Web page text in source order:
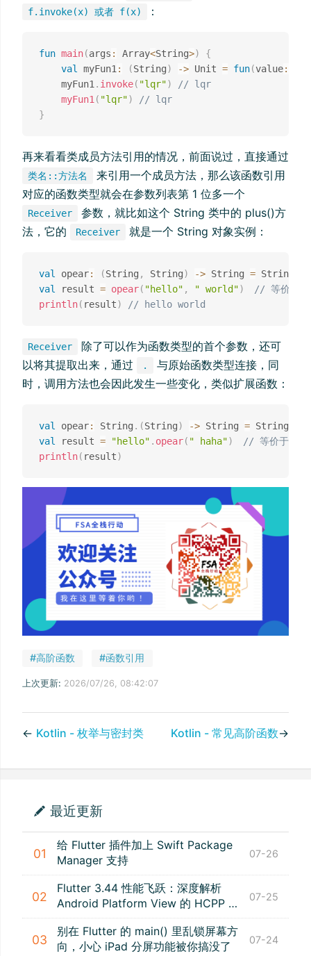
f.invoke(x) 或者 f(x) ：
fun main(args : Array<String>)
{
val
myFun1 : (String) -> Unit = fun(value:
    myFun1
. invoke( "lqr")
// lqr
myFun1 ( "lqr")
// lqr
}
再来看看类成员方法引用的情况，前面说过，直接通过
类名::方法名
来引用一个成员方法，那么该函数引用
对应的函数类型就会在参数列表第 1 位多一个
Receiver
参数，就比如这个 String 类中的 plus()方
法，它的
Receiver 就是一个 String 对象实例：
val opear: (String , String) -> String = String
val
result = opear( "hello" , " world")
// 等价于
println( result) // hello world
Receiver
除了可以作为函数类型的首个参数，还可
以将其提取出来，通过
.
与原始函数类型连接，同
时，调用方法也会因此发生一些变化，类似扩展函数：
val opear: String . (String) -> String = String
val
result = "hello" . opear( " haha")
// 等价于
println( result)
#高阶函数 #函数引用
上次更新: 2026/07/26, 08:42:07
← Kotlin - 枚举与密封类 Kotlin - 常见高阶函数→
最近更新
01
给 Flutter 插件加上 Swift Package
Manager 支持
07-26
02
Flutter 3.44 性能飞跃：深度解析
Android Platform View 的 HCPP 新
特性
07-25
03
别在 Flutter 的 main() 里乱锁屏幕方
向，小心 iPad 分屏功能被你搞没了
07-24